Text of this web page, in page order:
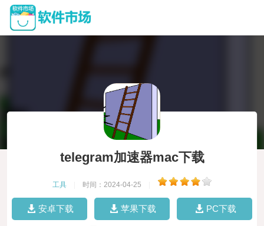
telegram加速器mac下载
工具 时间：2024-04-25
安卓下载 苹果下载 PC下载